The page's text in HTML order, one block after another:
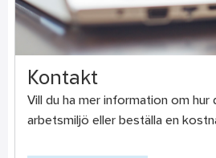
Kontakt
Vill du ha mer information om hur
arbetsmiljö eller beställa en